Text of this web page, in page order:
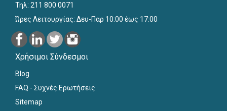
Τηλ: 211 800 0071
Ώρες Λειτουργίας: Δευ-Παρ 10:00 έως 17:00
Χρήσιμοι Σύνδεσμοι
Blog
FAQ - Συχνές Ερωτήσεις
Sitemap